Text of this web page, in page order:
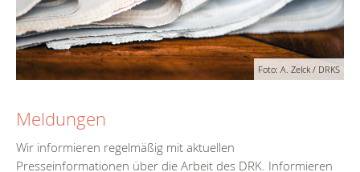
Foto: A. Zelck / DRKS
Meldungen
Wir informieren regelmäßig mit aktuellen
Presseinformationen über die Arbeit des DRK. Informieren